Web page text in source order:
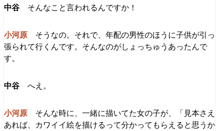
そんなこと言われるんですか！
そうなの。それで、年配の男性のほうに子供が引っ
張られて行くんです。そんなのがしょっちゅうあったんで
す。
へえ。
そんな時に、一緒に描いてた女の子が、「見本さえ
あれば、カワイイ絵を描けるって分かってもらえると思うか